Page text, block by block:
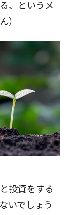
、というメ
）
投資をする
いでしょう